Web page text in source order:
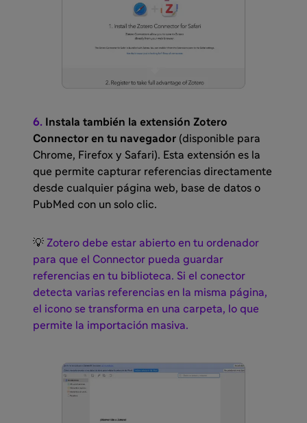
6. Instala también la extensión Zotero
Connector en tu navegador (disponible para
Chrome, Firefox y Safari). Esta extensión es la
que permite capturar referencias directamente
desde cualquier página web, base de datos o
PubMed con un solo clic.
💡 Zotero debe estar abierto en tu ordenador
para que el Connector pueda guardar
referencias en tu biblioteca. Si el conector
detecta varias referencias en la misma página,
el icono se transforma en una carpeta, lo que
permite la importación masiva.